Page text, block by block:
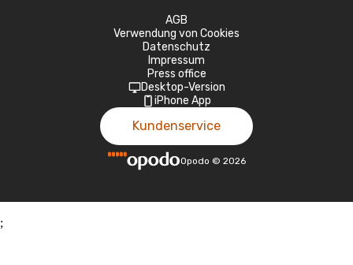
AGB
Verwendung von Cookies
Datenschutz
Impressum
Press office
Desktop-Version
iPhone App
Kundenservice
Opodo © 2026
;